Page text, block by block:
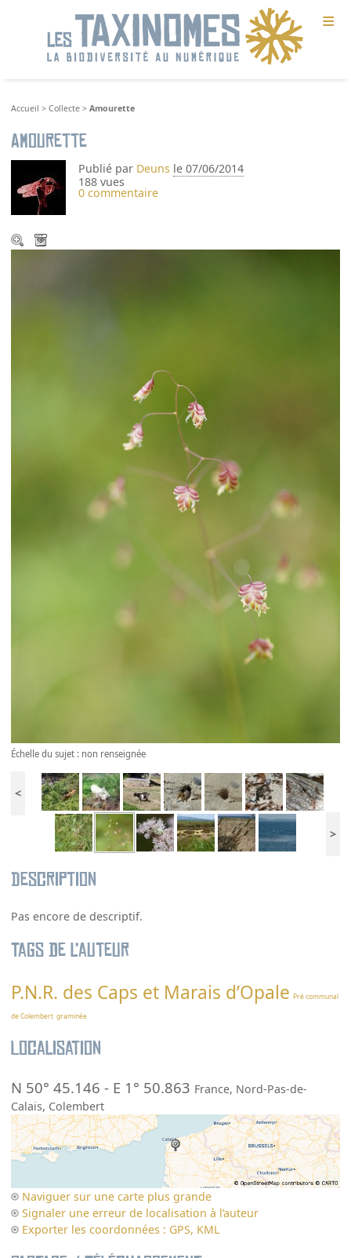
≡
Accueil >Collecte >Amourette
Amourette
Publié par Deuns le 07/06/2014
188 vues
0 commentaire
Échelle du sujet : non renseignée
<
>
Description
Pas encore de descriptif.
Tags de l’auteur
P.N.R. des Caps et Marais d’Opale Pré communal
de Colembert graminée
Localisation
N 50° 45.146 - E 1° 50.863 France, Nord-Pas-de-
Calais, Colembert
Naviguer sur une carte plus grande
Signaler une erreur de localisation à l’auteur
Exporter les coordonnées : GPS, KML